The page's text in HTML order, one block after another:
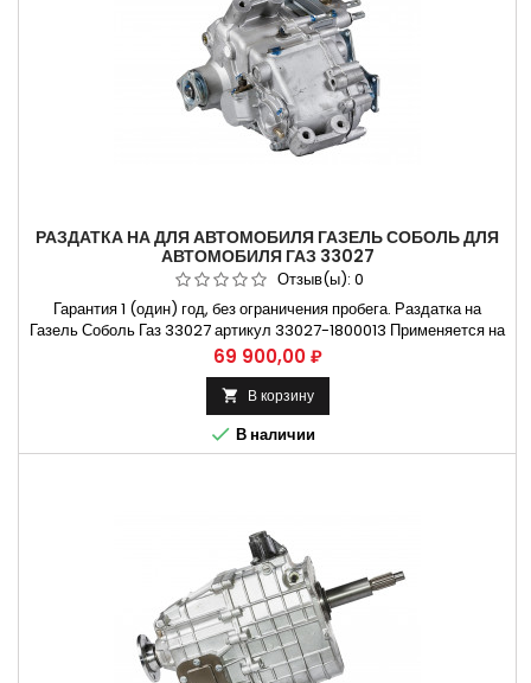
РАЗДАТКА НА ДЛЯ АВТОМОБИЛЯ ГАЗЕЛЬ СОБОЛЬ ДЛЯ
АВТОМОБИЛЯ ГАЗ 33027
Отзыв(ы): 0
Гарантия 1 (один) год, без ограничения пробега. Раздатка на
Газель Соболь Газ 33027 артикул 33027-1800013 Применяется на
автомобилях ГАЗ-33027 и их модификациях. Не требующая
установки коробки передач на СТО. Способы оплаты Безналичный
расчет, оплата банковской картой
Цена
69 900,00 ₽
 В корзину
 В наличии